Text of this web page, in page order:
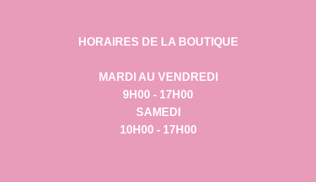
HORAIRES DE LA BOUTIQUE
MARDI AU VENDREDI
9H00 - 17H00
SAMEDI
10H00 - 17H00